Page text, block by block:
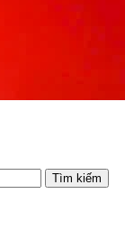
Tìm kiếm